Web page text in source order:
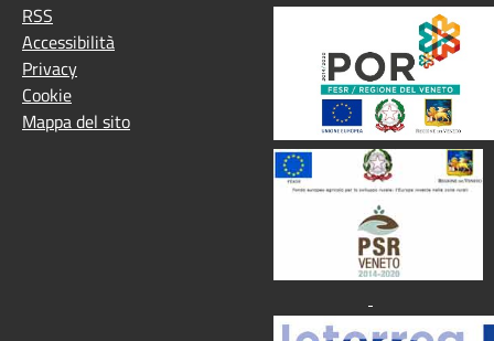
RSS
Accessibilità
Privacy
Cookie
Mappa del sito